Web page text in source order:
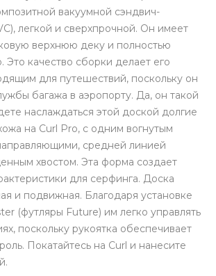
вакуумной сэндвич-
легкой и сверхпрочной. Он имеет
верхнюю деку и полностью
Это качество сборки делает его
для путешествий, поскольку он
багажа в аэропорту. Да, он такой
наслаждаться этой доской долгие
на Curl Pro, с одним вогнутым
средней линией
хвостом. Эта форма создает
для серфинга. Доска
и подвижная. Благодаря установке
(футляры Future) им легко управлять
поскольку рукоятка обеспечивает
Покатайтесь на Curl и нанесите